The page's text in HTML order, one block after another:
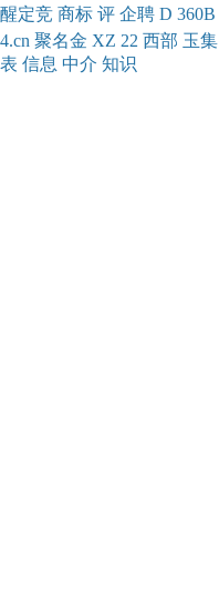
醒定竞 商标 评 企聘 D 360B
4.cn 聚名金 XZ 22 西部 玉集
表 信息 中介 知识